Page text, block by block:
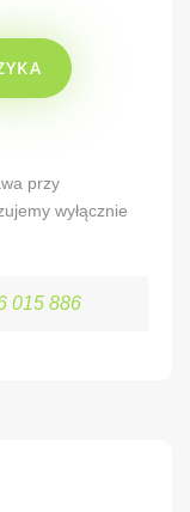
przy
wyłącznie
015 886